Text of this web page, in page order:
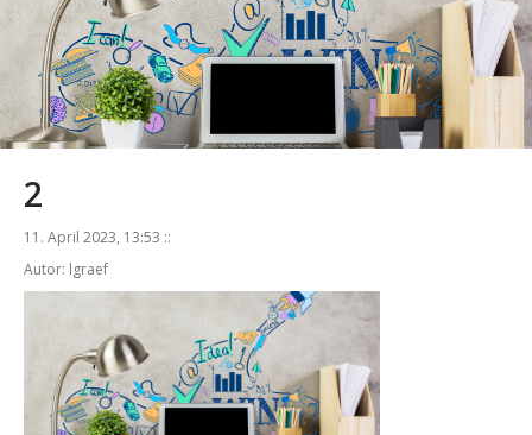
2
11. April 2023, 13:53 ::
Autor: lgraef